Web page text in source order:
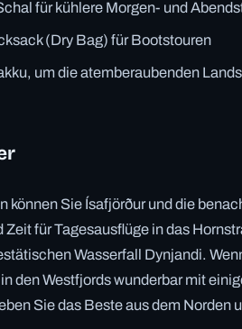
für kühlere Morgen- und
(Dry Bag) für Bootstouren
um die atemberaubenden
können Sie Ísafjörður und die
für Tagesausflüge in das
Wasserfall Dynjandi.
den Westfjords wunderbar mit
Sie das Beste aus dem Norden